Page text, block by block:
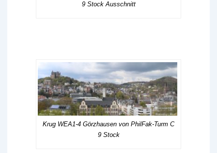
9 Stock Ausschnitt
Krug WEA1-4 Görzhausen von PhilFak-Turm C
9 Stock